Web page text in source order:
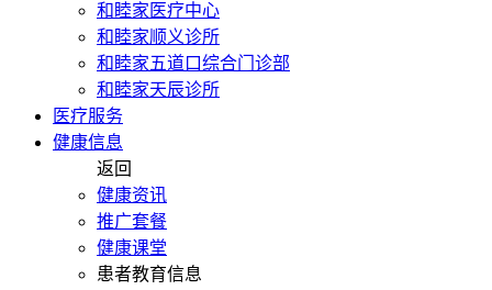
和睦家医疗中心
和睦家顺义诊所
和睦家五道口综合门诊部
和睦家天辰诊所
医疗服务
健康信息
返回
健康资讯
推广套餐
健康课堂
患者教育信息